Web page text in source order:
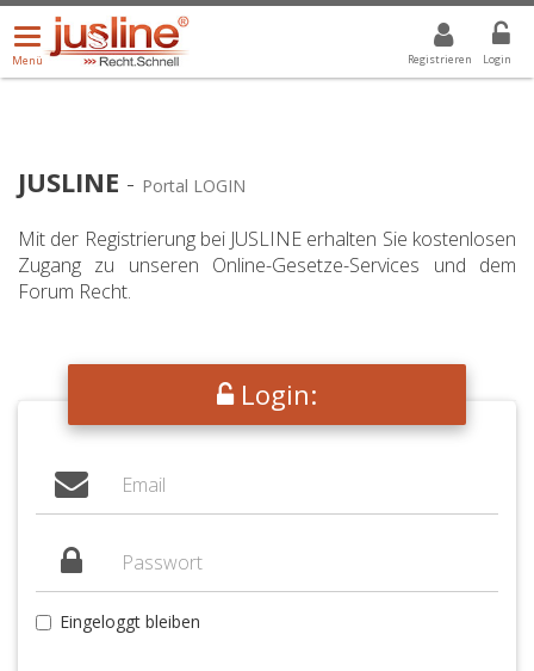
Registrieren Login
Menü
öffnen/schließen
Menü
ALLE DROPDOWN: GEWÄHLTER WERT IST ALLE
JUSLINE - Portal LOGIN
Mit der Registrierung bei JUSLINE erhalten Sie kostenlosen
Zugang zu unseren Online-Gesetze-Services und dem
Forum Recht.
Login:
Eingeloggt bleiben